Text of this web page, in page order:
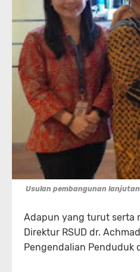
Usulan pembangunan lanjutan
Adapun yang turut serta
Direktur RSUD dr.
Pengendalian Penduduk